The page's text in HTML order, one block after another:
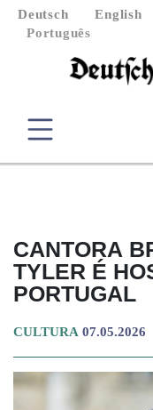
Deutsch English
Português
CANTORA
TYLER É
PORTUGAL
CULTURA 07.05.2026